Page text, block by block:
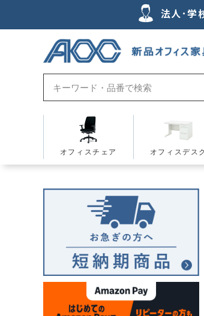
法人･学
オフィスチェア オフィスデスク